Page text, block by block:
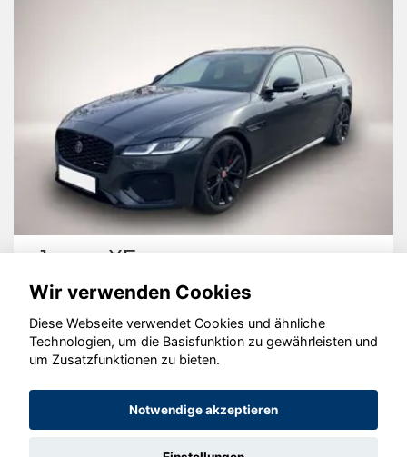
Jaguar XF
© konjunkturmotor.de GmbH 2020 - 2026
Wir verwenden Cookies
Diese Webseite verwendet Cookies und ähnliche
Technologien, um die Basisfunktion zu gewährleisten und
um Zusatzfunktionen zu bieten.
Notwendige akzeptieren